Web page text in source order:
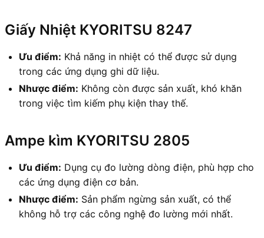
Giấy Nhiệt KYORITSU 8247
Ưu điểm: Khả năng in nhiệt có thể được sử dụng
trong các ứng dụng ghi dữ liệu.
Nhược điểm: Không còn được sản xuất, khó khăn
trong việc tìm kiếm phụ kiện thay thế.
Ampe kìm KYORITSU 2805
Ưu điểm: Dụng cụ đo lường dòng điện, phù hợp cho
các ứng dụng điện cơ bản.
Nhược điểm: Sản phẩm ngừng sản xuất, có thể
không hỗ trợ các công nghệ đo lường mới nhất.